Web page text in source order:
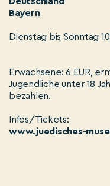
Bayern
Dienstag bis Sonntag
Erwachsene: 6 EUR,
Jugendliche unter 18
bezahlen.
Infos/Tickets:
www.juedisches-